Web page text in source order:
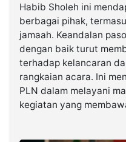
Habib Sholeh ini
berbagai pihak,
jamaah. Keandalan
dengan baik turut
terhadap kelancaran
rangkaian acara. Ini
PLN dalam melayani
kegiatan yang